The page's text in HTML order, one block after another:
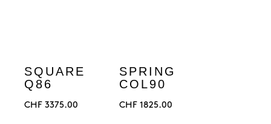
SQUARE
Q86
CHF 3375.00
SPRING
COL90
CHF 1825.00